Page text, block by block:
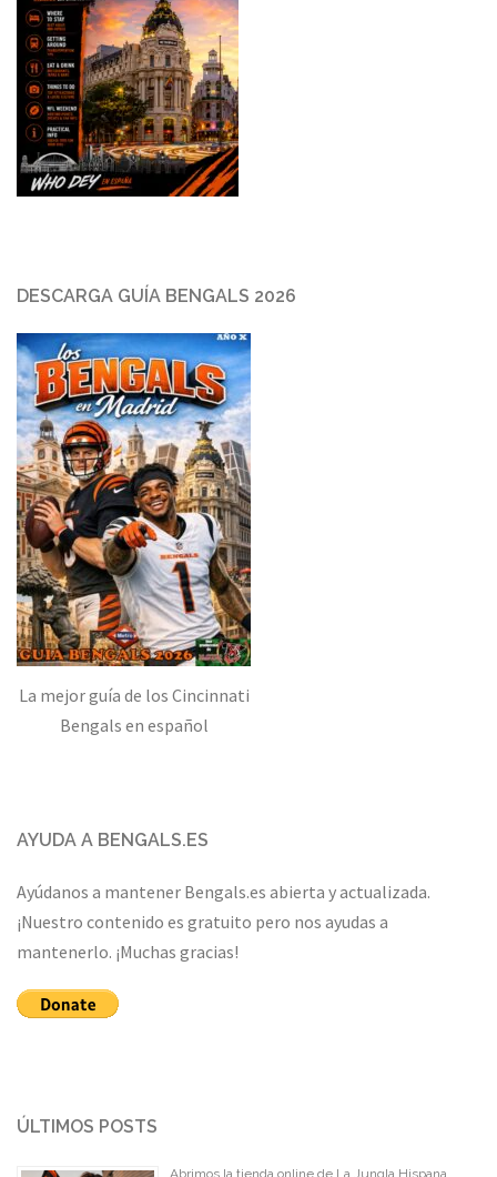
DESCARGA GUÍA BENGALS 2026
La mejor guía de los Cincinnati
Bengals en español
AYUDA A BENGALS.ES
Ayúdanos a mantener Bengals.es abierta y actualizada.
¡Nuestro contenido es gratuito pero nos ayudas a
mantenerlo. ¡Muchas gracias!
ÚLTIMOS POSTS